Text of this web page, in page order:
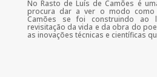
No Rasto de Luís de Camões é
procura dar a ver o modo
Camões se foi construindo ao
revisitação da vida e da obra do
as inovações técnicas e científicas